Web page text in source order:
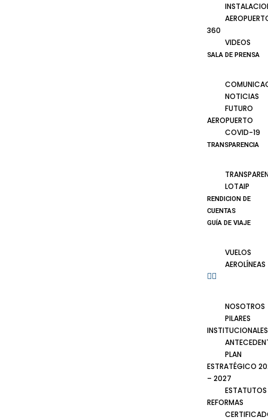
360
VIDEOS
SALA DE PRENSA
NOTICIAS
FUTURO
AEROPUERTO
COVID-19
TRANSPARENCIA
LOTAIP
RENDICION DE
CUENTAS
GUÍA DE VIAJE
VUELOS
AEROLÍNEAS
NOSOTROS
PILARES
INSTITUCIONALES
PLAN
ESTRATÉGICO
– 2027
ESTATUTOS
REFORMAS